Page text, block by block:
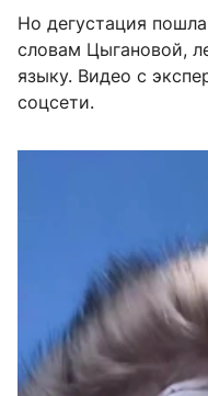
Но дегустация
словам Цыгановой,
языку. Видео с
соцсети.